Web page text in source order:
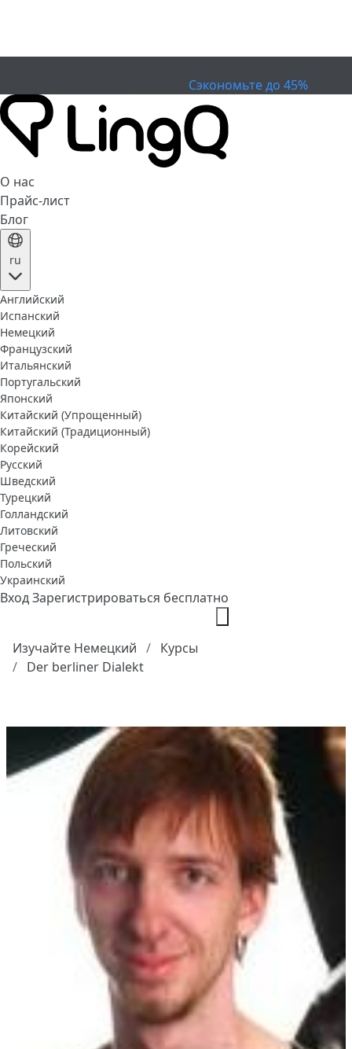
Сэкономьте до 45%
О нас
Прайс-лист
Блог
ru
Английский
Испанский
Немецкий
Французский
Итальянский
Португальский
Японский
Китайский (Упрощенный)
Китайский (Традиционный)
Корейский
Русский
Шведский
Турецкий
Голландский
Литовский
Греческий
Польский
Украинский
ВходЗарегистрироваться бесплатно
Изучайте Немецкий
Курсы
Der berliner Dialekt